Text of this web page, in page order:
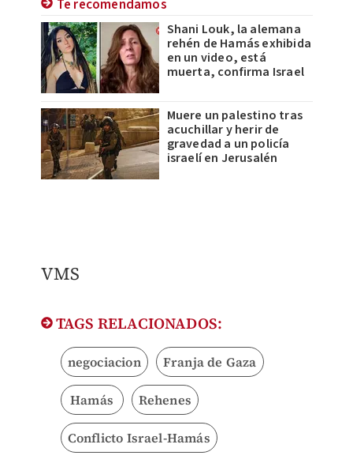
Te recomendamos
Shani Louk, la alemana
rehén de Hamás exhibida
en un video, está
muerta, confirma Israel
Muere un palestino tras
acuchillar y herir de
gravedad a un policía
israelí en Jerusalén
VMS
TAGS RELACIONADOS:
negociacion Franja de Gaza
Hamás Rehenes
Conflicto Israel-Hamás